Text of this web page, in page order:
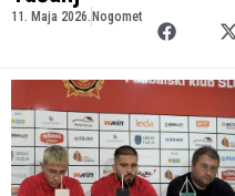
11. Maja 2026. Nogomet